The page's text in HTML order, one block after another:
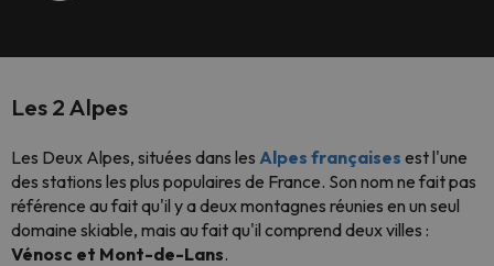
Les 2 Alpes
Les Deux Alpes, situées dans les Alpes françaises est l'une
des stations les plus populaires de France. Son nom ne fait pas
référence au fait qu'il y a deux montagnes réunies en un seul
domaine skiable, mais au fait qu'il comprend deux villes :
Vénosc et Mont-de-Lans.